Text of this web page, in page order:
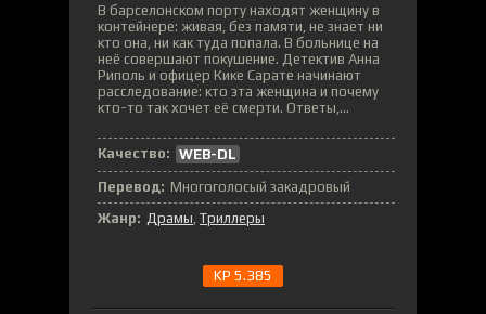
KP 5.385
В барселонском порту находят женщину в
контейнере: живая, без памяти, не знает ни
кто она, ни как туда попала. В больнице на
неё совершают покушение. Детектив Анна
Риполь и офицер Кике Сарате начинают
расследование: кто эта женщина и почему
кто-то так хочет её смерти. Ответы,...
Качество: WEB-DL
Перевод: Многоголосый закадровый
Жанр: Драмы, Триллеры